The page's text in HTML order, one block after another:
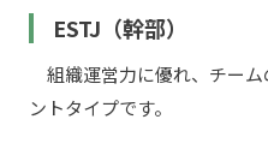
ESTJ（幹部）
組織運営力に優れ、チー
ントタイプです。